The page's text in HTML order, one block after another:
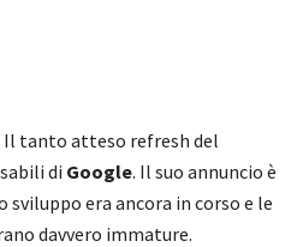
Il tanto atteso refresh del
di Google. Il suo annuncio è
era ancora in corso e le
davvero immature.